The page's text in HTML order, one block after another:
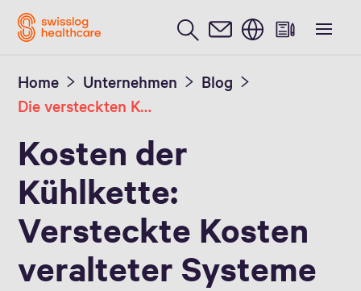
Englisch / English
Home Unternehmen
Blog
Die versteckten Kosten einer alternden Kühlkette im medizinschen Bereich
Kosten der
Kühlkette:
Versteckte Kosten
veralteter Systeme